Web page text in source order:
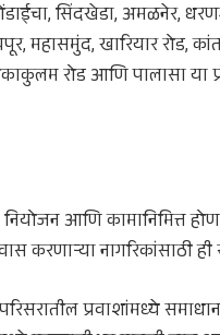
दोंडाईचा, सिंदखेडा, अमळनेर,
महासमुंद, खारियार रोड,
रोड आणि पालासा
आणि कामानिमित्त
करणाऱ्या
प्रवाशांमध्ये